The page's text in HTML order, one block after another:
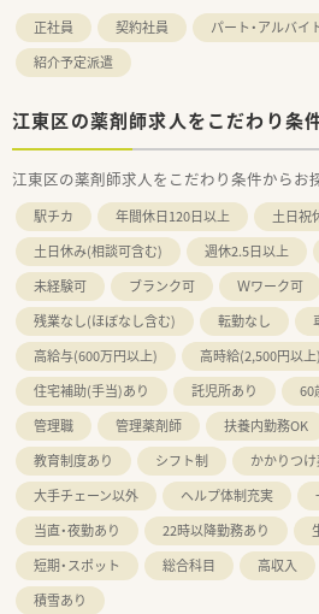
・関係官公庁指導対応
正社員 契約社員 パート・アルバイ
紹介予定派遣
江東区の薬剤師求人をこだわり条
江東区の薬剤師求人をこだわり条件からお
駅チカ 年間休日120日以上
土日祝
土日休み(相談可含む)
週休2.5日以上
未経験可
ブランク可 Ｗワーク可
残業なし(ほぼなし含む)
転勤なし
高給与(600万円以上)
高時給(2,500円以上)
住宅補助(手当)あり
託児所あり 60
管理職
管理薬剤師 扶養内勤務OK
教育制度あり
シフト制 かかりつ
大手チェーン以外
ヘルプ体制充実
当直・夜勤あり
22時以降勤務あり
短期・スポット
総合科目 高収入
積雪あり